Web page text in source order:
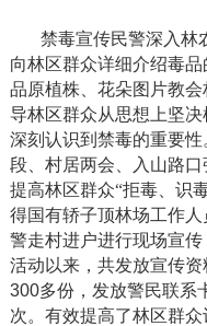
禁毒宣传民警深入林
向林区群众详细介绍毒
品原植株、花朵图片教会
导林区群众从思想上坚
深刻认识到禁毒的重要
段、村居两会、入山路
提高林区群众“拒毒、识
得国有轿子顶林场工作
警走村进户进行现场宣传
活动以来，共发放宣传资
300多份，发放警民联系
次。有效提高了林区群众